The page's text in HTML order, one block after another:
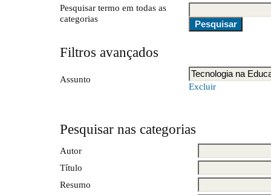
Pesquisar termo em todas as
categorias
Filtros avançados
Assunto
Excluir
Pesquisar nas categorias
Autor
Título
Resumo